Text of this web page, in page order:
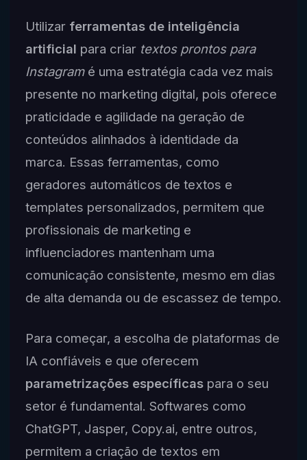
Utilizar ferramentas de inteligência
artificial para criar textos prontos para
Instagramé uma estratégia cada vez mais
presente no marketing digital, pois oferece
praticidade e agilidade na geração de
conteúdos alinhados à identidade da
marca. Essas ferramentas, como
geradores automáticos de textos e
templates personalizados, permitem que
profissionais de marketing e
influenciadores mantenham uma
comunicação consistente, mesmo em dias
de alta demanda ou de escassez de tempo.
Para começar, a escolha de plataformas de
IA confiáveis e que oferecem
parametrizações específicaspara o seu
setor é fundamental. Softwares como
ChatGPT, Jasper, Copy.ai, entre outros,
permitem a criação de textos em